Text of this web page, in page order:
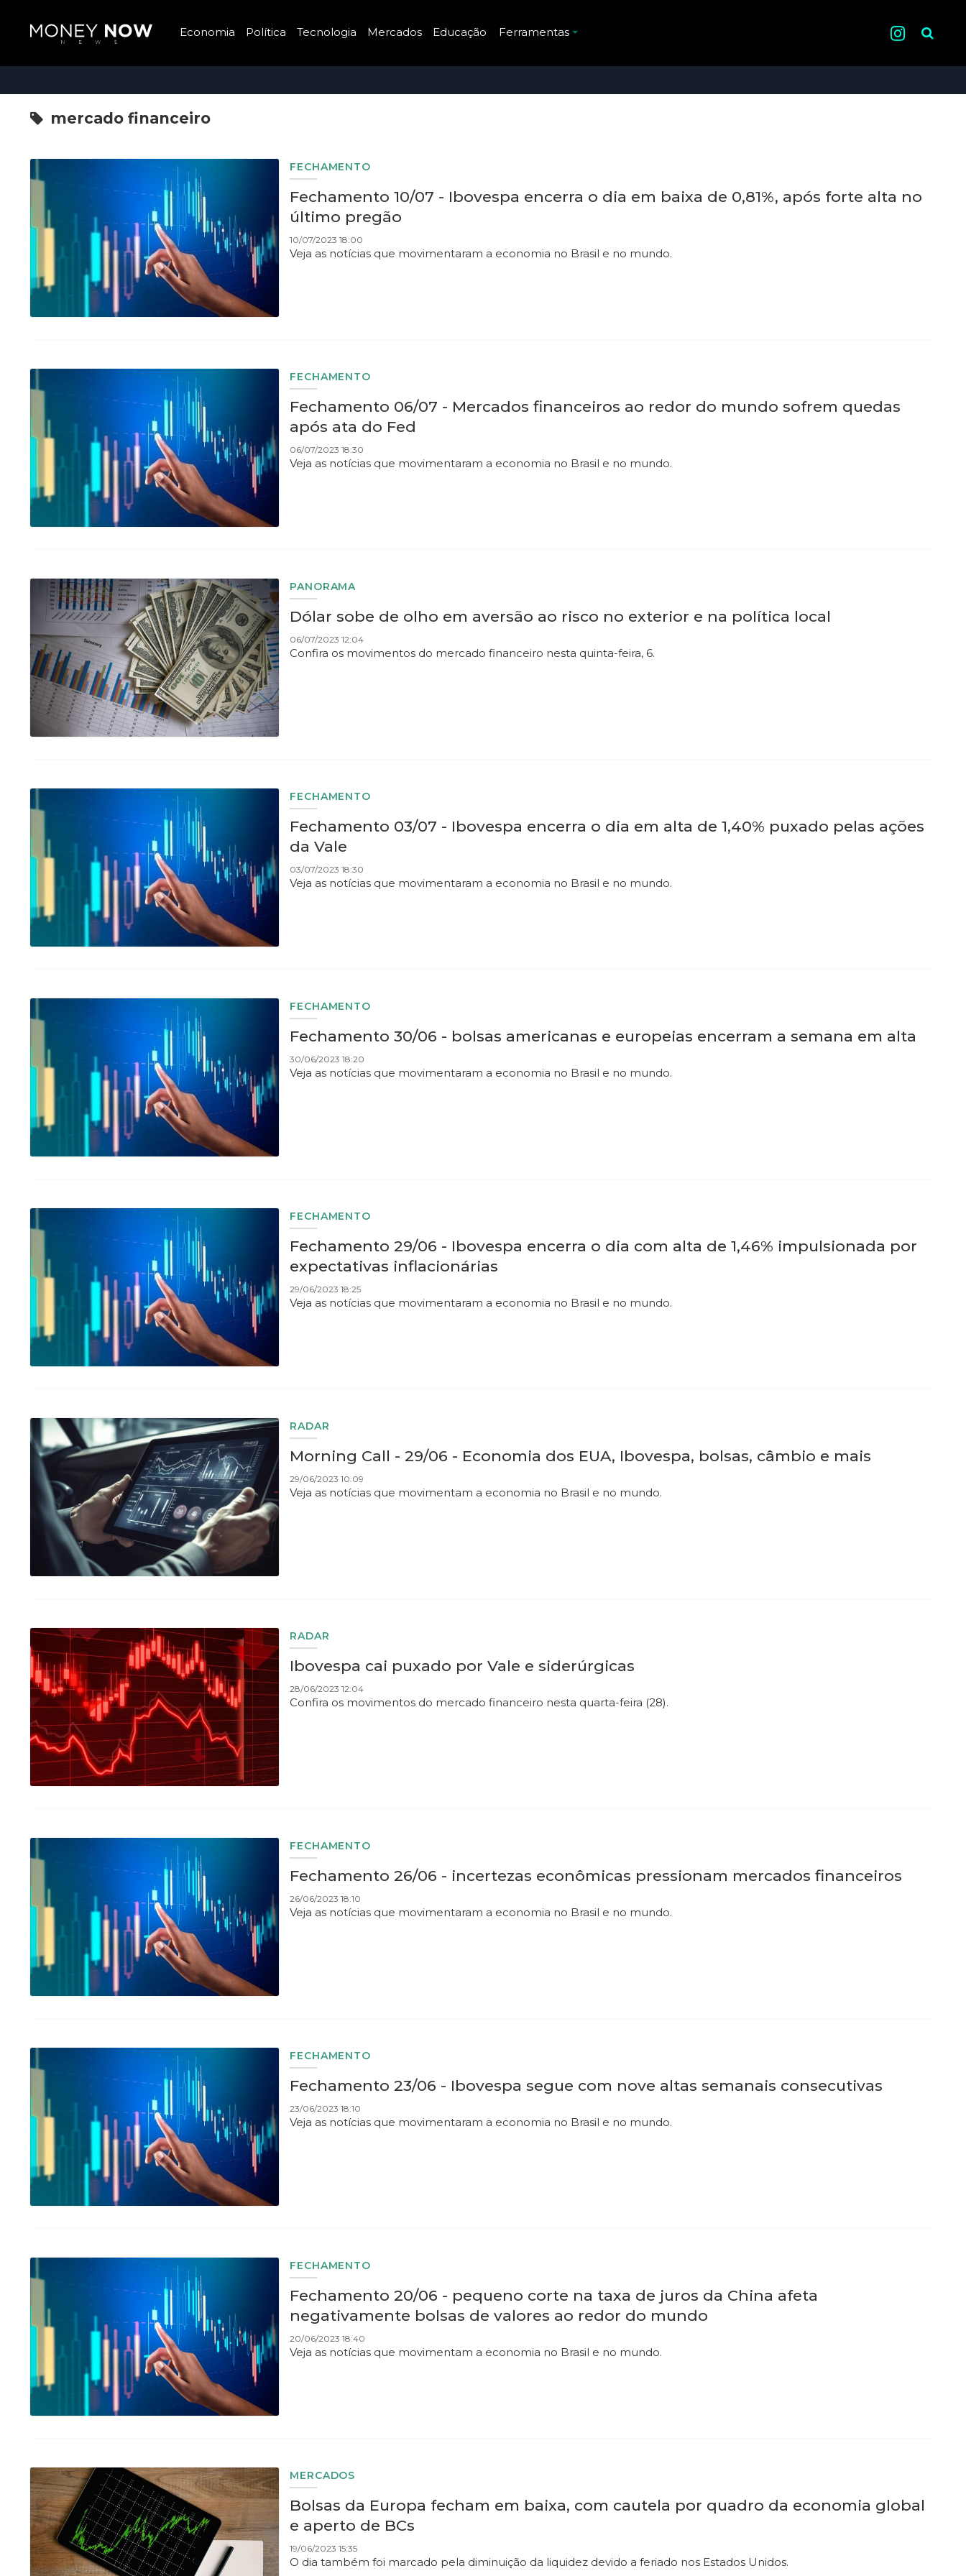
Economia Política Tecnologia Mercados Educação Ferramentas Pesquisa
mercado financeiro
FECHAMENTO
Fechamento 10/07 - Ibovespa encerra o dia em baixa de 0,81%, após forte alta no
último pregão
10/07/2023 18:00
Veja as notícias que movimentaram a economia no Brasil e no mundo.
FECHAMENTO
Fechamento 06/07 - Mercados financeiros ao redor do mundo sofrem quedas
após ata do Fed
06/07/2023 18:30
Veja as notícias que movimentaram a economia no Brasil e no mundo.
PANORAMA
Dólar sobe de olho em aversão ao risco no exterior e na política local
06/07/2023 12:04
Confira os movimentos do mercado financeiro nesta quinta-feira, 6.
FECHAMENTO
Fechamento 03/07 - Ibovespa encerra o dia em alta de 1,40% puxado pelas ações
da Vale
03/07/2023 18:30
Veja as notícias que movimentaram a economia no Brasil e no mundo.
FECHAMENTO
Fechamento 30/06 - bolsas americanas e europeias encerram a semana em alta
30/06/2023 18:20
Veja as notícias que movimentaram a economia no Brasil e no mundo.
FECHAMENTO
Fechamento 29/06 - Ibovespa encerra o dia com alta de 1,46% impulsionada por
expectativas inflacionárias
29/06/2023 18:25
Veja as notícias que movimentaram a economia no Brasil e no mundo.
RADAR
Morning Call - 29/06 - Economia dos EUA, Ibovespa, bolsas, câmbio e mais
29/06/2023 10:09
Veja as notícias que movimentam a economia no Brasil e no mundo.
RADAR
Ibovespa cai puxado por Vale e siderúrgicas
28/06/2023 12:04
Confira os movimentos do mercado financeiro nesta quarta-feira (28).
FECHAMENTO
Fechamento 26/06 - incertezas econômicas pressionam mercados financeiros
26/06/2023 18:10
Veja as notícias que movimentaram a economia no Brasil e no mundo.
FECHAMENTO
Fechamento 23/06 - Ibovespa segue com nove altas semanais consecutivas
23/06/2023 18:10
Veja as notícias que movimentaram a economia no Brasil e no mundo.
FECHAMENTO
Fechamento 20/06 - pequeno corte na taxa de juros da China afeta
negativamente bolsas de valores ao redor do mundo
20/06/2023 18:40
Veja as notícias que movimentam a economia no Brasil e no mundo.
MERCADOS
Bolsas da Europa fecham em baixa, com cautela por quadro da economia global
e aperto de BCs
19/06/2023 15:35
O dia também foi marcado pela diminuição da liquidez devido a feriado nos Estados Unidos.